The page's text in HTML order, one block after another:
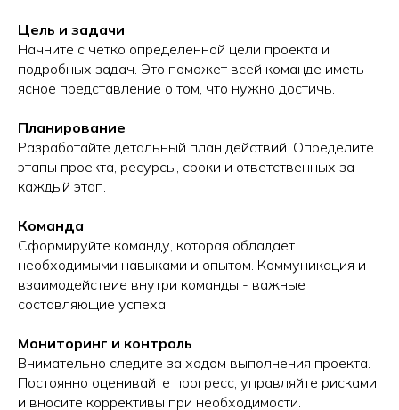
Цель и задачи
Начните с четко определенной цели проекта и
подробных задач. Это поможет всей команде иметь
ясное представление о том, что нужно достичь.
Планирование
Разработайте детальный план действий. Определите
этапы проекта, ресурсы, сроки и ответственных за
каждый этап.
Команда
Сформируйте команду, которая обладает
необходимыми навыками и опытом. Коммуникация и
взаимодействие внутри команды - важные
составляющие успеха.
Мониторинг и контроль
Внимательно следите за ходом выполнения проекта.
Постоянно оценивайте прогресс, управляйте рисками
и вносите коррективы при необходимости.